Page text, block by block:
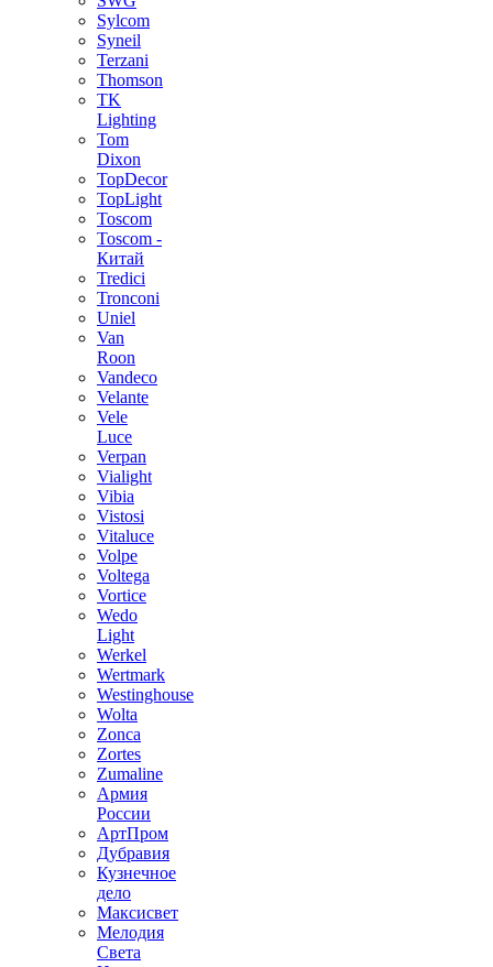
Sylcom
Syneil
Terzani
Thomson
TK
Lighting
Tom
Dixon
TopDecor
TopLight
Toscom
Toscom -
Китай
Tredici
Tronconi
Uniel
Van
Roon
Vandeco
Velante
Vele
Luce
Verpan
Vialight
Vibia
Vistosi
Vitaluce
Volpe
Voltega
Vortice
Wedo
Light
Werkel
Wertmark
Westinghouse
Wolta
Zonca
Zortes
Zumaline
Армия
России
АртПром
Дубравия
Кузнечное
дело
Максисвет
Мелодия
Света